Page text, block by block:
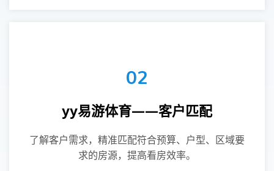
02
yy易游体育——客户匹配
了解客户需求，精准匹配符合预算、户型、区域要
求的房源，提高看房效率。